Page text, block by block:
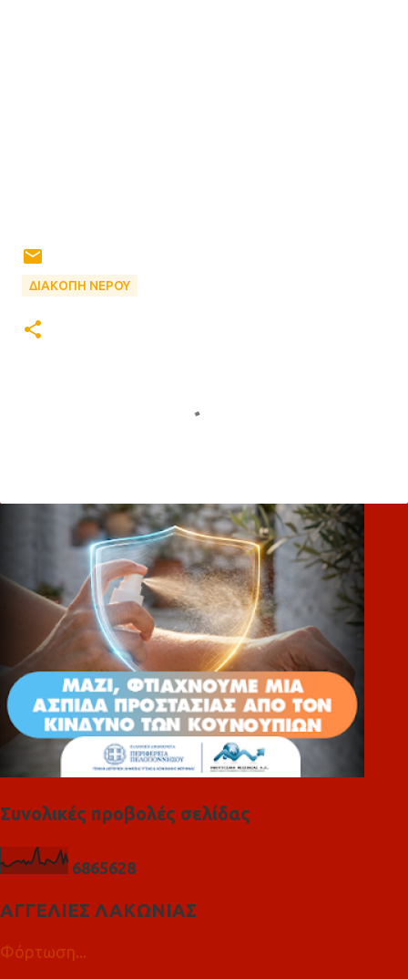
ΔΙΑΚΟΠΗ ΝΕΡΟΥ
λ
Συνολικές προβολές σελίδας
6865628
ΑΓΓΕΛΙΕΣ ΛΑΚΩΝΙΑΣ
Φόρτωση...